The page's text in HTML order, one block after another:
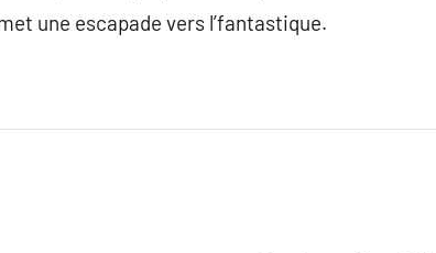
une escapade vers l’fantastique.